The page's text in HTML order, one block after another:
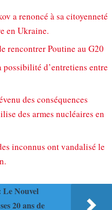
a renoncé à sa citoyenneté
en Ukraine.
rencontrer Poutine au G20
d’entretiens entre
des conséquences
des armes nucléaires en
inconnus ont vandalisé le
Le Nouvel
20 ans de